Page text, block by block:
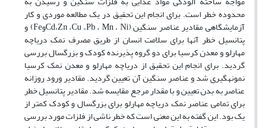
محدوده خطر است. برای انجام این تحقیق در یک مطالعه موردی و کار
آزمایشگاهی مقادیر عناصر سنگین (Cd،Zn ،Cu ،Pb ، Mn ، NiوFe) و
پتانسیل خطر آنها برای سلامت انسان از طریق مصرف نمک دریاچه
مهارلو و معدن کرسیا برای دو گروه پذیرنده کودک و بزرگسال بررسی
گردید. برای انجام این تحقیق از دریاچه مهارلو و معدن نمک کرسیا
نمونه­گیری شد و عناصر سنگین آن تعیین گردید. مقادیر ورود روزانه
عناصر به بدن تعیین و با مقدار مرجع مقایسه شد. مقادیر پتانسیل خطر
برای تمامی عناصر نمک دریاچه مهارلو برای بزرگسال و کودک کمتر از
یک بود. این گفته به این معنی است که خطر ناشی از فلزات مورد بررسی